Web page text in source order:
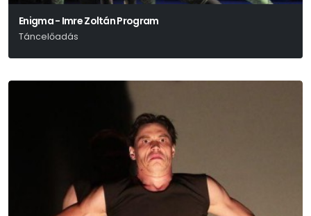
Enigma - Imre Zoltán Program
Táncelőadás